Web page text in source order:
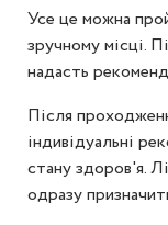
Усе це можна
зручному місці.
надасть
Після
індивідуальні
стану здоров'я.
одразу